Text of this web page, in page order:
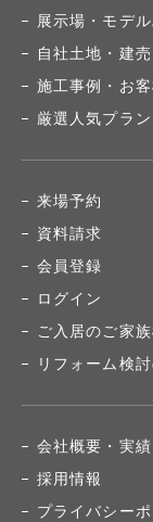
展示場・モデ
自社土地・建売
施工事例・お
厳選人気プラン
来場予約
資料請求
会員登録
ログイン
ご入居のご家
リフォーム検
会社概要・実績
採用情報
プライバシー